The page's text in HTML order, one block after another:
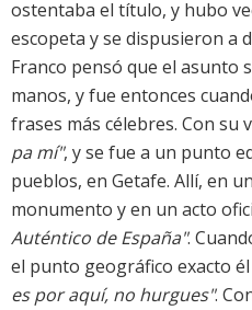
ostentaba el título, y hubo
escopeta y se dispusieron a
Franco pensó que el asunto
manos, y fue entonces
frases más célebres. Con su
pa mí", y se fue a un punto
pueblos, en Getafe. Allí, en
monumento y en un acto
Auténtico de España".
el punto geográfico exacto
es por aquí, no hurgues".